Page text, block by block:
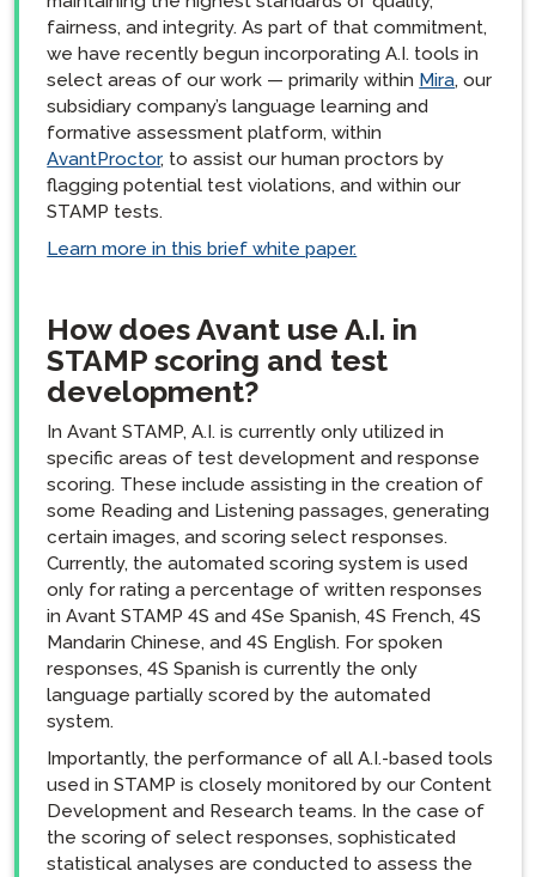
fairness, and integrity. As part of that commitment,
we have recently begun incorporating A.I. tools in
select areas of our work — primarily within Mira, our
subsidiary company’s language learning and
formative assessment platform, within
AvantProctor, to assist our human proctors by
flagging potential test violations, and within our
STAMP tests.
Learn more in this brief white paper.
How does Avant use A.I. in
STAMP scoring and test
development?
In Avant STAMP, A.I. is currently only utilized in
specific areas of test development and response
scoring. These include assisting in the creation of
some Reading and Listening passages, generating
certain images, and scoring select responses.
Currently, the automated scoring system is used
only for rating a percentage of written responses
in Avant STAMP 4S and 4Se Spanish, 4S French, 4S
Mandarin Chinese, and 4S English. For spoken
responses, 4S Spanish is currently the only
language partially scored by the automated
system.
Importantly, the performance of all A.I.-based tools
used in STAMP is closely monitored by our Content
Development and Research teams. In the case of
the scoring of select responses, sophisticated
statistical analyses are conducted to assess the